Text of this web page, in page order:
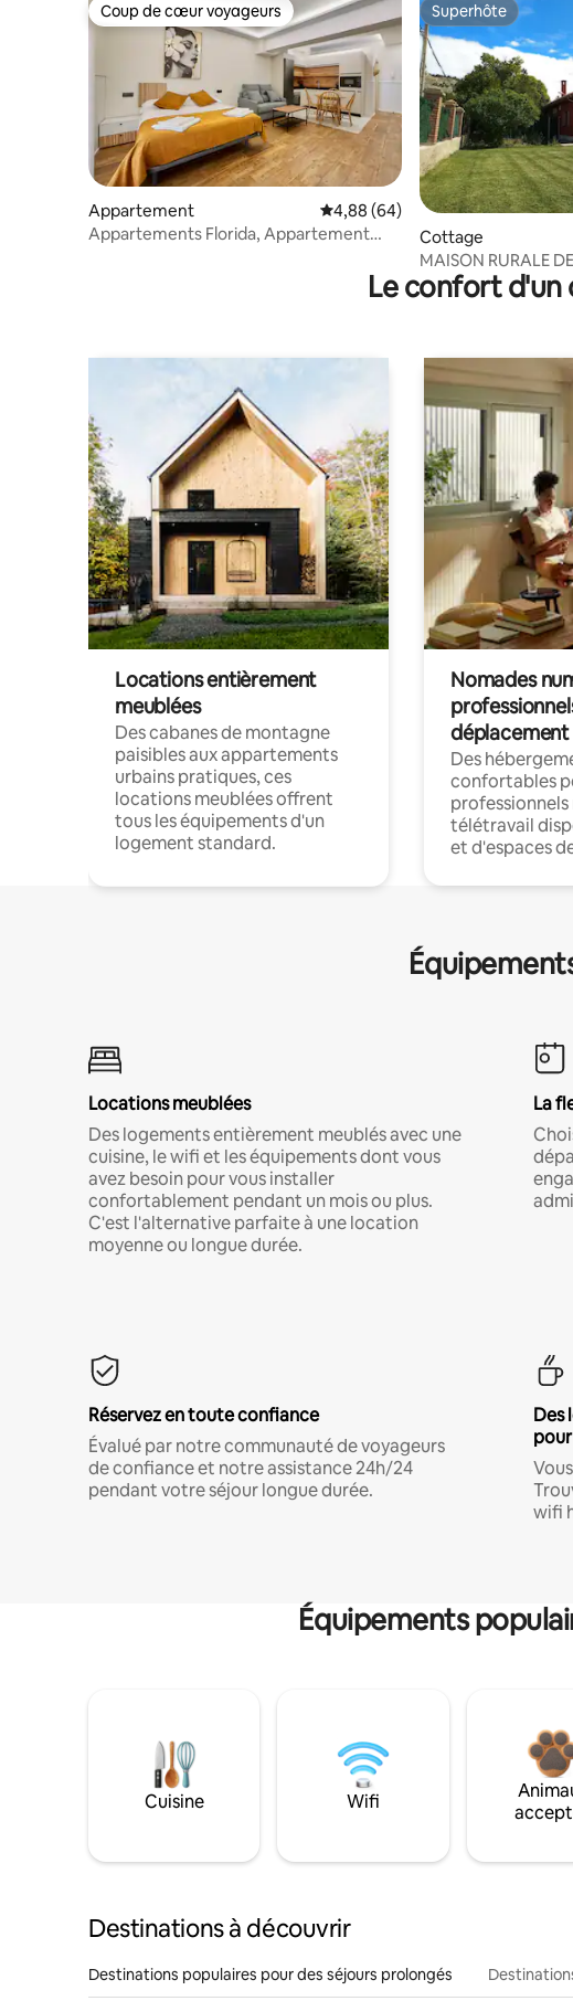
Coup de cœur voyageurs
Coup de cœur voyageurs
Appartement Évaluation moyenne sur la base
4,88 (64)
Appartements Florida, Appartement
Superhôte
Superhôte
Cottage
MAISON RURALE
CERRATO
Le confort d'un
Locations entièrement
meublées
Des cabanes de montagne
paisibles aux appartements
urbains pratiques, ces
locations meublées offrent
tous les équipements d'un
logement standard.
Nomades
déplacement
Des
confortables
télétravail
et d'espaces
Locations meublées
Des logements entièrement meublés avec une
cuisine, le wifi et les équipements dont vous
avez besoin pour vous installer
confortablement pendant un mois ou plus.
C'est l'alternative parfaite à une location
moyenne ou longue durée.
La
Réservez en toute confiance
Évalué par notre communauté de voyageurs
de confiance et notre assistance 24h/24
pendant votre séjour longue durée.
Des
wifi
Équipements
Cuisine Wifi
Destinations à découvrir
Destinations populaires pour des séjours prolongés